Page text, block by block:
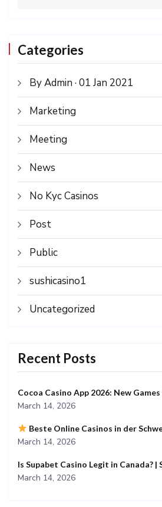
Categories
By Admin · 01 Jan 2021
Marketing
Meeting
News
No Kyc Casinos
Post
Public
sushicasino1
Uncategorized
Recent Posts
Cocoa Casino App 2026: New
March 14, 2026
Beste Online Casinos in der
March 14, 2026
Is Supabet Casino Legit in Canada? |
March 14, 2026